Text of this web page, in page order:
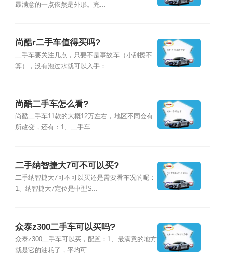
最满意的一点依然是外形。完...
尚酷r二手车值得买吗?
二手车要关注几点，只要不是事故车（小刮擦不
算），没有泡过水就可以入手：...
尚酷二手车怎么看?
尚酷二手车11款的大概12万左右，地区不同会有
所改变，还有：1、二手车...
二手纳智捷大7可不可以买?
二手纳智捷大7可不可以买还是需要看车况的呢：
1、纳智捷大7定位是中型S...
众泰z300二手车可以买吗?
众泰z300二手车可以买，配置：1、最满意的地方
就是它的油耗了，平均可...